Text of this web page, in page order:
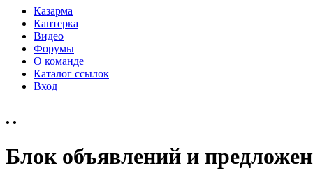
Казарма
Каптерка
Видео
Форумы
О команде
Каталог ссылок
Вход
• •
Блок объявлений и